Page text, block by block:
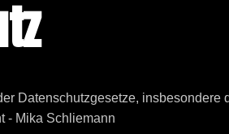
Datenschutzgesetze, insbesondere
- Mika Schliemann